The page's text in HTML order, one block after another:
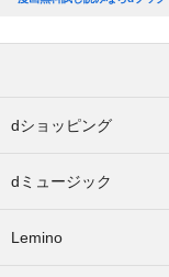
dショッピング
dミュージック
Lemino